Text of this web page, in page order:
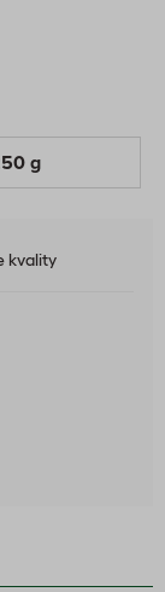
g
kvality